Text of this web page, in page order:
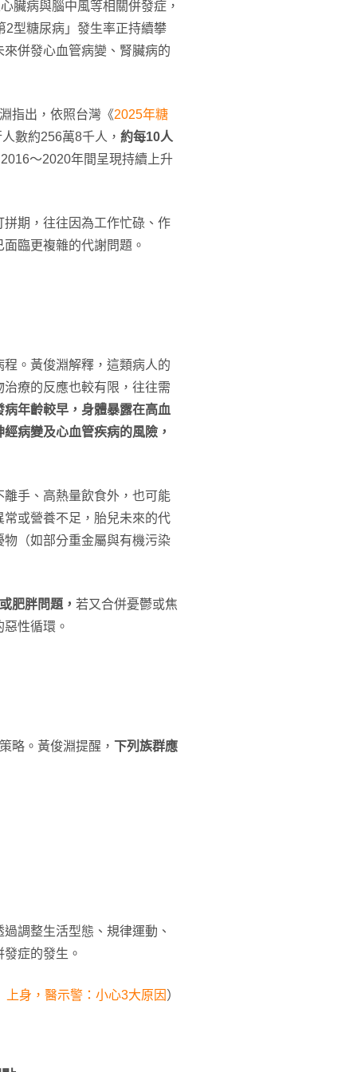
臟病與腦中風等相關併發症，
2型糖尿病」發生率正持續攀
併發心血管病變、腎臟病的
指出，依照台灣《2025年糖
數約256萬8千人， 約每10人
～2020年間呈現持續上升
期，往往因為工作忙碌、作
臨更複雜的代謝問題。
。黃俊淵解釋，這類病人的
療的反應也較有限，往往需
病年齡較早，身體暴露在高血
病變及心血管疾病的風險，
手、高熱量飲食外，也可能
或營養不足，胎兒未來的代
（如部分重金屬與有機污染
肥胖問題， 若又合併憂鬱或焦
性循環。
略。黃俊淵提醒， 下列族群應
調整生活型態、規律運動、
症的發生。
身，醫示警：小心3大原因 ）